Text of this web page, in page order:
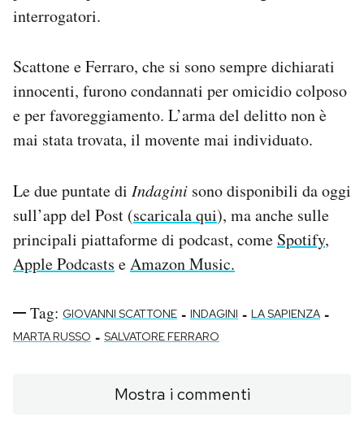
interrogatori.
Scattone e Ferraro, che si sono sempre dichiarati
innocenti, furono condannati per omicidio colposo
e per favoreggiamento. L’arma del delitto non è
mai stata trovata, il movente mai individuato.
Le due puntate di Indagini sono disponibili da oggi
sull’app del Post (scaricala qui), ma anche sulle
principali piattaforme di podcast, come Spotify,
Apple Podcasts eAmazon Music.
Tag: GIOVANNI SCATTONE - INDAGINI - LA SAPIENZA -
MARTA RUSSO - SALVATORE FERRARO
Mostra i commenti